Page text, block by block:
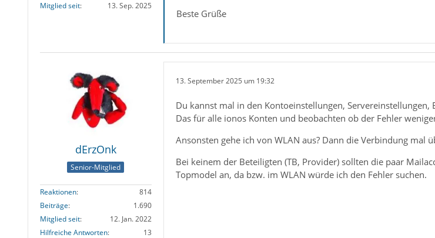
Mitglied seit
13. Sep. 2025
Beste Grüße
dErzOnk
Senior-Mitglied
Reaktionen
814
Beiträge
1.690
Mitglied seit
12. Jan. 2022
Hilfreiche Antworten
13
13. September 2025 um 19:32
Du kannst mal in den Kontoeinstellungen,
Das für alle ionos Konten und beobachten ob der Fehler
Ansonsten gehe ich von WLAN aus? Dann die Verbindung mal
Bei keinem der Beteiligten (TB, Provider) sollten die paar
Topmodel an, da bzw. im WLAN würde ich den Fehler suchen.